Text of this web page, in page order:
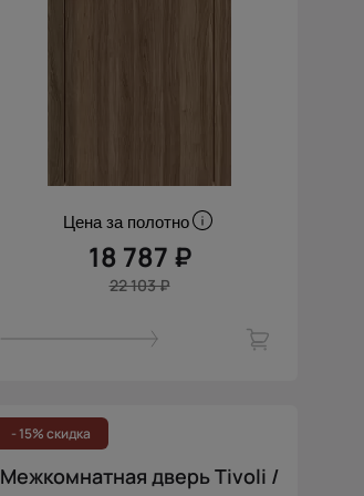
Цена за полотно
18 787 ₽
22 103 ₽
- 15% скидка
Межкомнатная дверь Tivoli /